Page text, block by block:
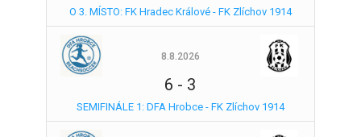
O 3. MÍSTO: FK Hradec Králové - FK Zlíchov 1914
8.8.2026
6 - 3
SEMIFINÁLE 1: DFA Hrobce - FK Zlíchov 1914